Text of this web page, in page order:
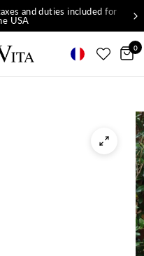
and duties included for
USA
0